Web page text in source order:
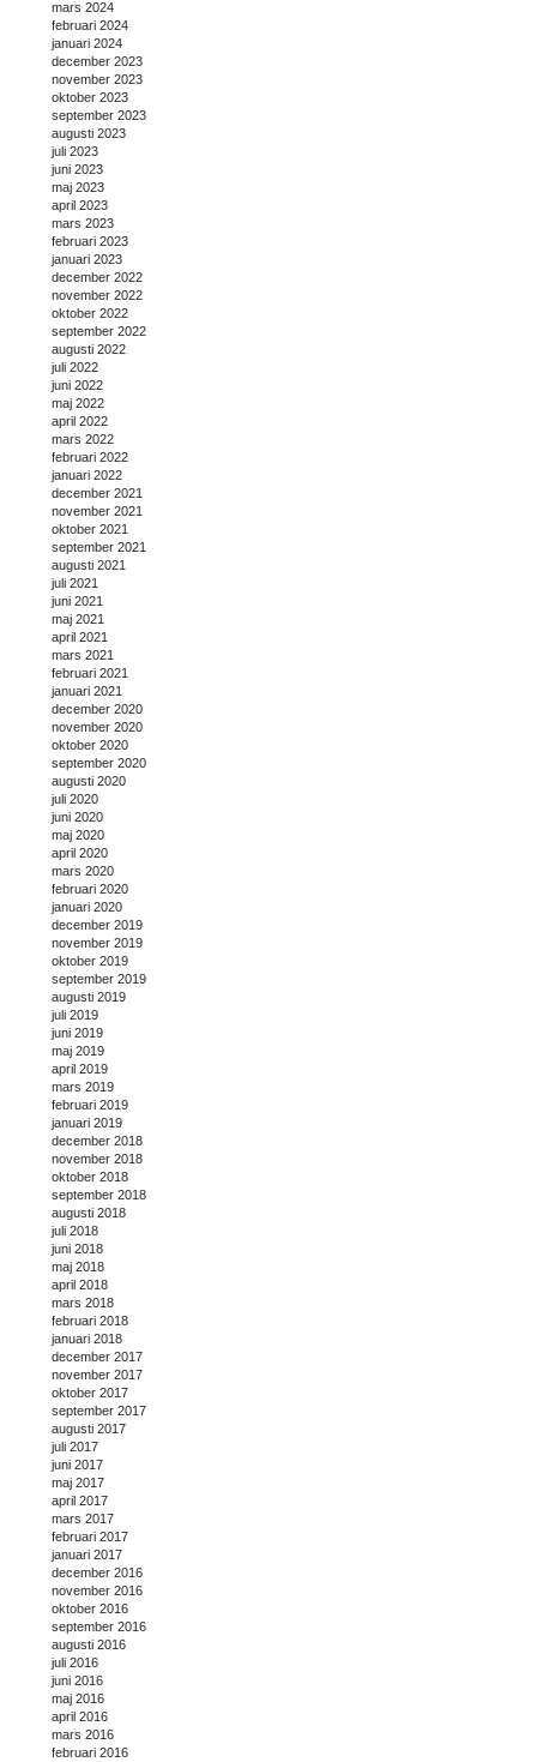
mars 2024
februari 2024
januari 2024
december 2023
november 2023
oktober 2023
september 2023
augusti 2023
juli 2023
juni 2023
maj 2023
april 2023
mars 2023
februari 2023
januari 2023
december 2022
november 2022
oktober 2022
september 2022
augusti 2022
juli 2022
juni 2022
maj 2022
april 2022
mars 2022
februari 2022
januari 2022
december 2021
november 2021
oktober 2021
september 2021
augusti 2021
juli 2021
juni 2021
maj 2021
april 2021
mars 2021
februari 2021
januari 2021
december 2020
november 2020
oktober 2020
september 2020
augusti 2020
juli 2020
juni 2020
maj 2020
april 2020
mars 2020
februari 2020
januari 2020
december 2019
november 2019
oktober 2019
september 2019
augusti 2019
juli 2019
juni 2019
maj 2019
april 2019
mars 2019
februari 2019
januari 2019
december 2018
november 2018
oktober 2018
september 2018
augusti 2018
juli 2018
juni 2018
maj 2018
april 2018
mars 2018
februari 2018
januari 2018
december 2017
november 2017
oktober 2017
september 2017
augusti 2017
juli 2017
juni 2017
maj 2017
april 2017
mars 2017
februari 2017
januari 2017
december 2016
november 2016
oktober 2016
september 2016
augusti 2016
juli 2016
juni 2016
maj 2016
april 2016
mars 2016
februari 2016